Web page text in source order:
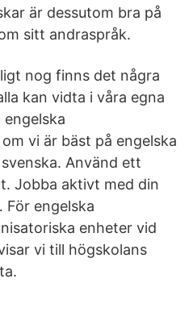
är dessutom bra på
sitt andraspråk.
nog finns det några
kan vidta i våra egna
vi är bäst på engelska
Använd ett
Jobba aktivt med din
engelska
enheter vid
vi till högskolans